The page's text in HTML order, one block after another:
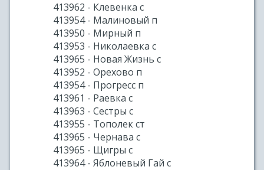
413962 - Клевенка с
413954 - Малиновый п
413950 - Мирный п
413953 - Николаевка с
413965 - Новая Жизнь с
413952 - Орехово п
413954 - Прогресс п
413961 - Раевка с
413963 - Сестры с
413955 - Тополек ст
413965 - Чернава с
413965 - Щигры с
413964 - Яблоневый Гай с